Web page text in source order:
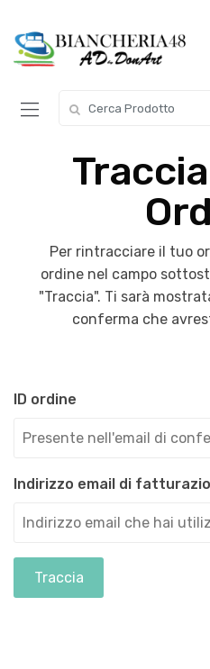
navigazione
questo
step
Per rintracciare il tuo
ordine nel campo
"Traccia". Ti sarà
conferma che
ID ordine
Indirizzo email di
Traccia